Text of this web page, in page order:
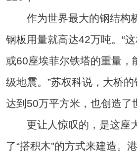
作为世界最大的钢结构
钢板用量就高达42万吨。“
或60座埃菲尔铁塔的重量，
级地震。”苏权科说，大桥
达到50万平方米，也创造了
更让人惊叹的，是这座
了“搭积木”的方式来建造。